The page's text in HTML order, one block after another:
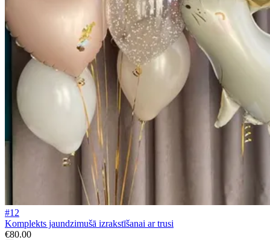
#12
Komplekts jaundzimušā izrakstīšanai ar trusi
€80.00